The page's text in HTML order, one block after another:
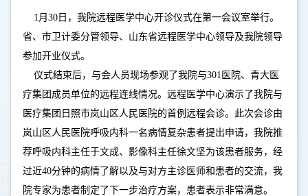
1月30日，我院远程医学中心开诊仪式在第一会议室举行。
省、市卫计委分管领导、山东省远程医学中心领导及我院领导
参加开业仪式。
仪式结束后，与会人员现场参观了我院与301医院、青大医
疗集团成员单位的远程连线情况。远程医学中心演示了我院与
医疗集团日照市岚山区人民医院的首例远程会诊。此次会诊由
岚山区人民医院呼吸内科一名病情复杂患者提出申请，我院推
荐呼吸内科主任于文成、影像科主任徐文坚为该患者服务，经
过近40分钟的病情了解以及与对方主诊医师和患者的交流，我
院专家为患者制定了下一步治疗方案，患者表示非常满意。